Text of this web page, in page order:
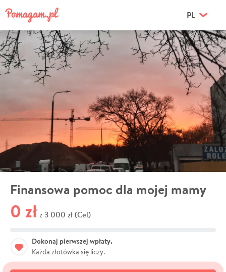
PL
Finansowa pomoc dla mojej mamy
0 zł z 3 000 zł (Cel)
Dokonaj pierwszej wpłaty.
Każda złotówka się liczy.